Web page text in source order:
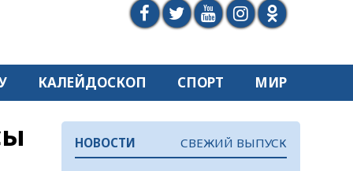
КАЛЕЙДОСКОП СПОРТ МИР
НОВОСТИ СВЕЖИЙ ВЫПУСК